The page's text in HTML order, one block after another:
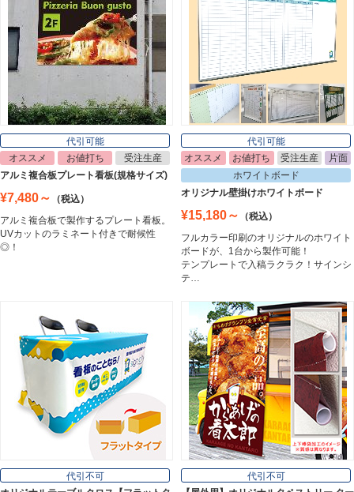
ライトパネル
Light Panel
ポスターフレーム
Poster Frame
イーゼル
Easel
ホワイトボード
White Board
プレート看板
Plate Board
壁面看板
Wall Sign
フロアサイン／路面表示
Floor / Road Surface Sign
代引可能
オススメ
お値打ち
受注生産
アルミ複合板プレート看板(規格サイズ)
¥7,480～
（税込）
アルミ複合板で製作するプレート看板。
UVカットのラミネート付きで耐候性
◎！
代引可能
オススメ
お値打ち 受注生産
片面
ホワイトボード
オリジナル壁掛けホワイトボード
¥15,180～
（税込）
フルカラー印刷のオリジナルのホワイト
ボードが、1台から製作可能！
テンプレートで入稿ラクラク！サインシ
テ…
代引不可
代引不可